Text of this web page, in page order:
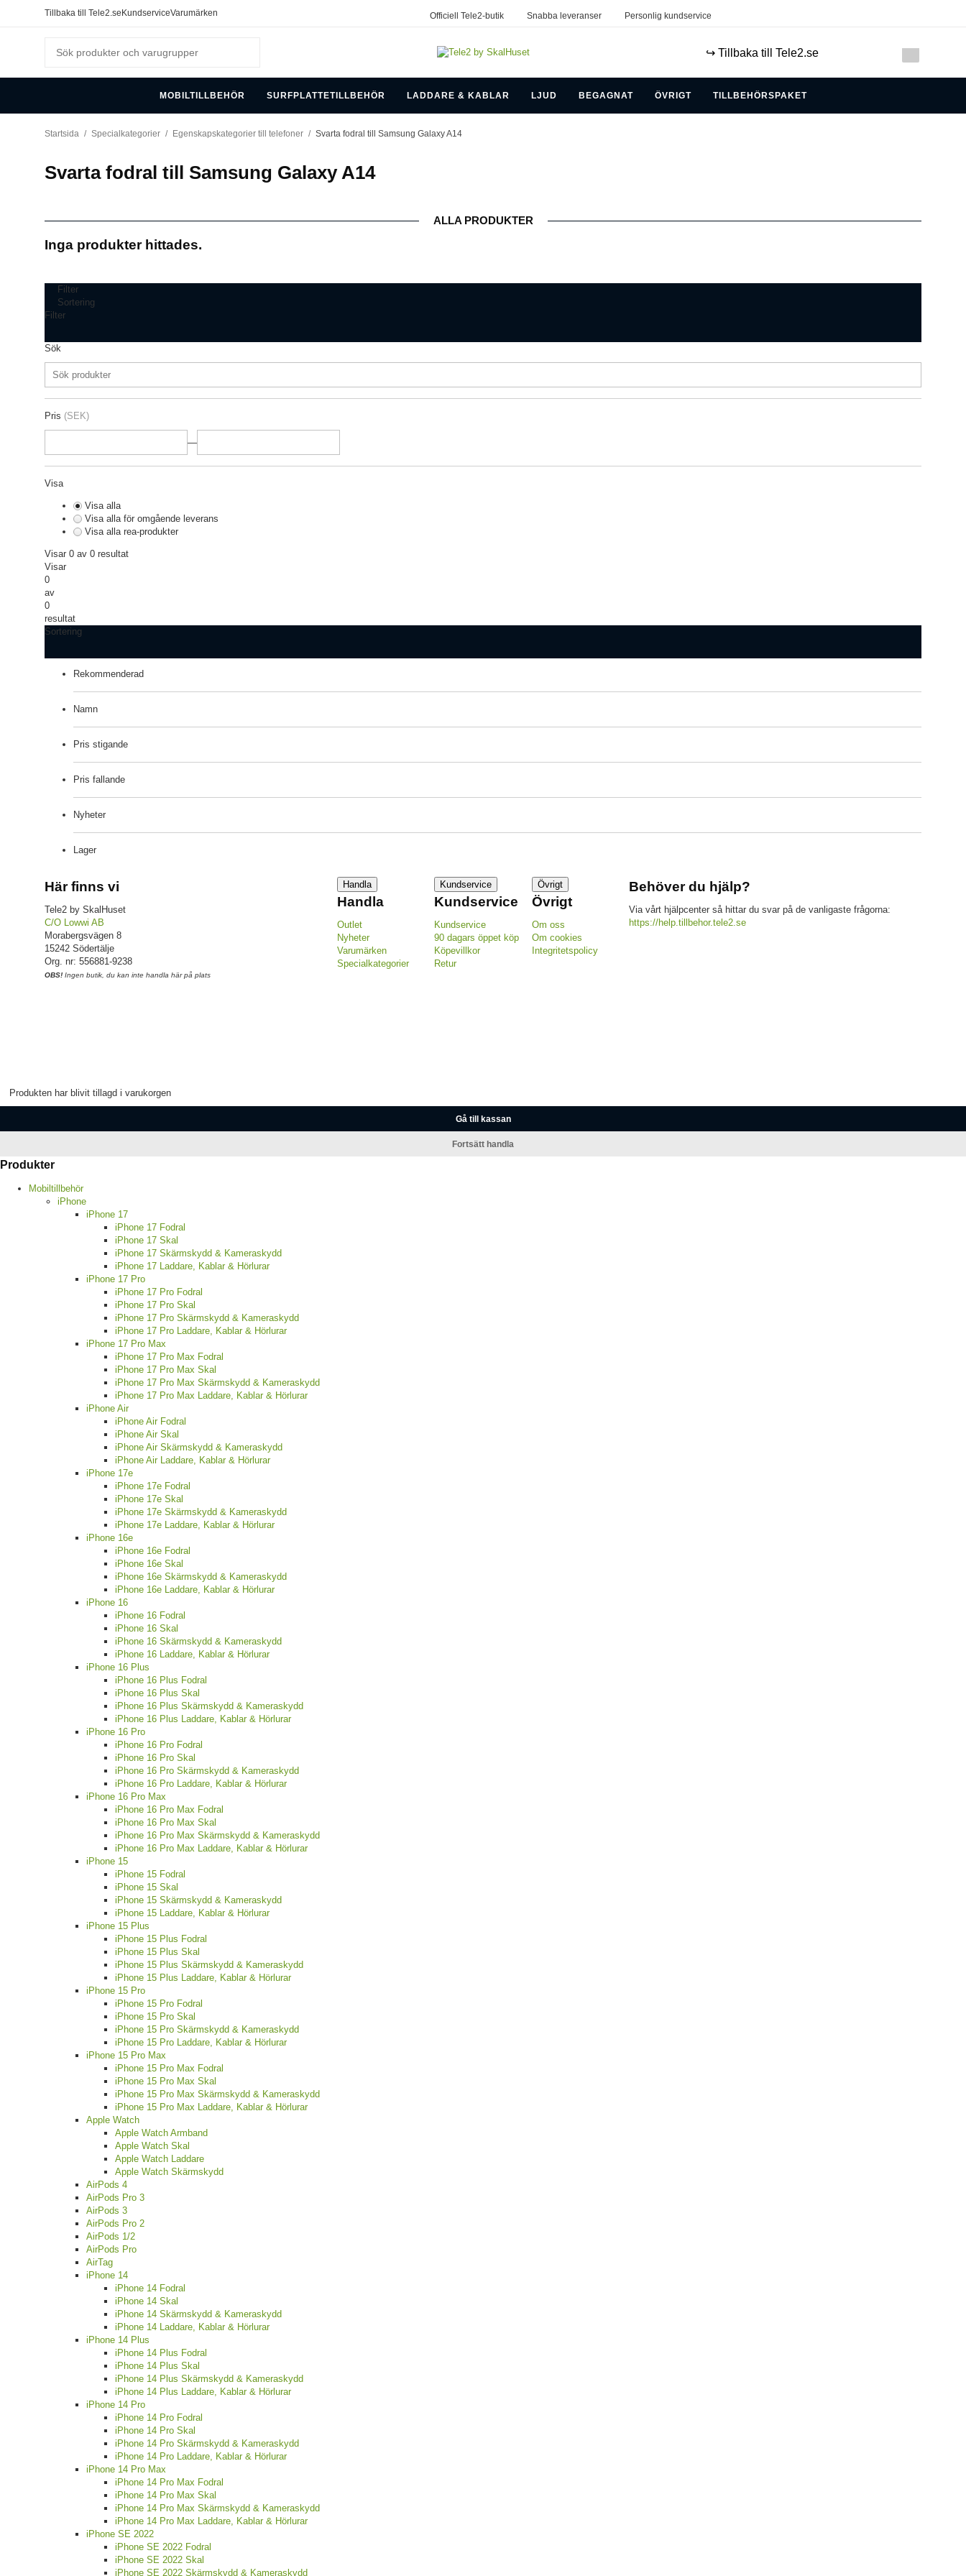
Tillbaka till Tele2.se KundserviceVarumärken Officiell Tele2-butik Snabba leveranser Personlig kundservice
↪️ Tillbaka till Tele2.se
MOBILTILLBEHÖR SURFPLATTETILLBEHÖR LADDARE & KABLAR LJUD BEGAGNAT ÖVRIGT TILLBEHÖRSPAKET
Startsida / Specialkategorier / Egenskapskategorier till telefoner / Svarta fodral till Samsung Galaxy A14
Svarta fodral till Samsung Galaxy A14
ALLA PRODUKTER
Inga produkter hittades.
Filter
Sortering
Filter
Sök
Pris (SEK)
—
Visa
Visa alla
Visa alla för omgående leverans
Visa alla rea-produkter
Visar 0 av 0 resultat
Visar
0
av
0
resultat
Sortering
Rekommenderad
Namn
Pris stigande
Pris fallande
Nyheter
Lager
Här finns vi
Tele2 by SkalHuset
C/O Lowwi AB
Morabergsvägen 8
15242 Södertälje
Org. nr: 556881-9238
OBS! Ingen butik, du kan inte handla här på plats
Handla
Handla
Outlet
Nyheter
Varumärken
Specialkategorier
Kundservice
Kundservice
Kundservice
90 dagars öppet köp
Köpevillkor
Retur
Övrigt
Övrigt
Om oss
Om cookies
Integritetspolicy
Behöver du hjälp?
Via vårt hjälpcenter så hittar du svar på de vanligaste frågorna:
https://help.tillbehor.tele2.se
Produkten har blivit tillagd i varukorgen
Gå till kassan
Fortsätt handla
Produkter
Mobiltillbehör
iPhone
iPhone 17
iPhone 17 Fodral
iPhone 17 Skal
iPhone 17 Skärmskydd & Kameraskydd
iPhone 17 Laddare, Kablar & Hörlurar
iPhone 17 Pro
iPhone 17 Pro Fodral
iPhone 17 Pro Skal
iPhone 17 Pro Skärmskydd & Kameraskydd
iPhone 17 Pro Laddare, Kablar & Hörlurar
iPhone 17 Pro Max
iPhone 17 Pro Max Fodral
iPhone 17 Pro Max Skal
iPhone 17 Pro Max Skärmskydd & Kameraskydd
iPhone 17 Pro Max Laddare, Kablar & Hörlurar
iPhone Air
iPhone Air Fodral
iPhone Air Skal
iPhone Air Skärmskydd & Kameraskydd
iPhone Air Laddare, Kablar & Hörlurar
iPhone 17e
iPhone 17e Fodral
iPhone 17e Skal
iPhone 17e Skärmskydd & Kameraskydd
iPhone 17e Laddare, Kablar & Hörlurar
iPhone 16e
iPhone 16e Fodral
iPhone 16e Skal
iPhone 16e Skärmskydd & Kameraskydd
iPhone 16e Laddare, Kablar & Hörlurar
iPhone 16
iPhone 16 Fodral
iPhone 16 Skal
iPhone 16 Skärmskydd & Kameraskydd
iPhone 16 Laddare, Kablar & Hörlurar
iPhone 16 Plus
iPhone 16 Plus Fodral
iPhone 16 Plus Skal
iPhone 16 Plus Skärmskydd & Kameraskydd
iPhone 16 Plus Laddare, Kablar & Hörlurar
iPhone 16 Pro
iPhone 16 Pro Fodral
iPhone 16 Pro Skal
iPhone 16 Pro Skärmskydd & Kameraskydd
iPhone 16 Pro Laddare, Kablar & Hörlurar
iPhone 16 Pro Max
iPhone 16 Pro Max Fodral
iPhone 16 Pro Max Skal
iPhone 16 Pro Max Skärmskydd & Kameraskydd
iPhone 16 Pro Max Laddare, Kablar & Hörlurar
iPhone 15
iPhone 15 Fodral
iPhone 15 Skal
iPhone 15 Skärmskydd & Kameraskydd
iPhone 15 Laddare, Kablar & Hörlurar
iPhone 15 Plus
iPhone 15 Plus Fodral
iPhone 15 Plus Skal
iPhone 15 Plus Skärmskydd & Kameraskydd
iPhone 15 Plus Laddare, Kablar & Hörlurar
iPhone 15 Pro
iPhone 15 Pro Fodral
iPhone 15 Pro Skal
iPhone 15 Pro Skärmskydd & Kameraskydd
iPhone 15 Pro Laddare, Kablar & Hörlurar
iPhone 15 Pro Max
iPhone 15 Pro Max Fodral
iPhone 15 Pro Max Skal
iPhone 15 Pro Max Skärmskydd & Kameraskydd
iPhone 15 Pro Max Laddare, Kablar & Hörlurar
Apple Watch
Apple Watch Armband
Apple Watch Skal
Apple Watch Laddare
Apple Watch Skärmskydd
AirPods 4
AirPods Pro 3
AirPods 3
AirPods Pro 2
AirPods 1/2
AirPods Pro
AirTag
iPhone 14
iPhone 14 Fodral
iPhone 14 Skal
iPhone 14 Skärmskydd & Kameraskydd
iPhone 14 Laddare, Kablar & Hörlurar
iPhone 14 Plus
iPhone 14 Plus Fodral
iPhone 14 Plus Skal
iPhone 14 Plus Skärmskydd & Kameraskydd
iPhone 14 Plus Laddare, Kablar & Hörlurar
iPhone 14 Pro
iPhone 14 Pro Fodral
iPhone 14 Pro Skal
iPhone 14 Pro Skärmskydd & Kameraskydd
iPhone 14 Pro Laddare, Kablar & Hörlurar
iPhone 14 Pro Max
iPhone 14 Pro Max Fodral
iPhone 14 Pro Max Skal
iPhone 14 Pro Max Skärmskydd & Kameraskydd
iPhone 14 Pro Max Laddare, Kablar & Hörlurar
iPhone SE 2022
iPhone SE 2022 Fodral
iPhone SE 2022 Skal
iPhone SE 2022 Skärmskydd & Kameraskydd